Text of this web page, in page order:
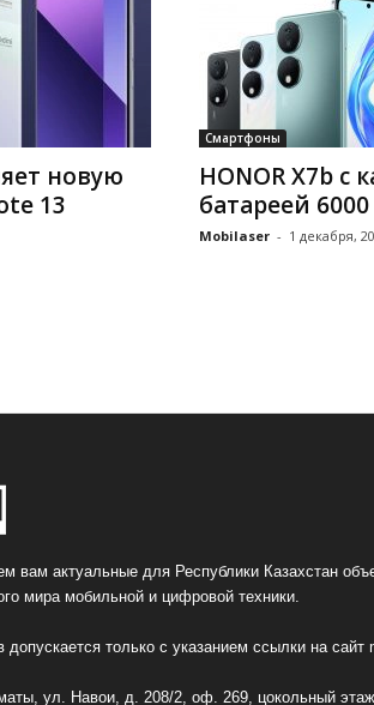
новую
13
Смартфоны
HONOR X7b с
батареей
Mobilaser - 1 декабря,
вам актуальные для Республики Казахстан
мира мобильной и цифровой техники.
только с указанием ссылки на сайт
ул. Навои, д. 208/2, оф. 269, цокольный